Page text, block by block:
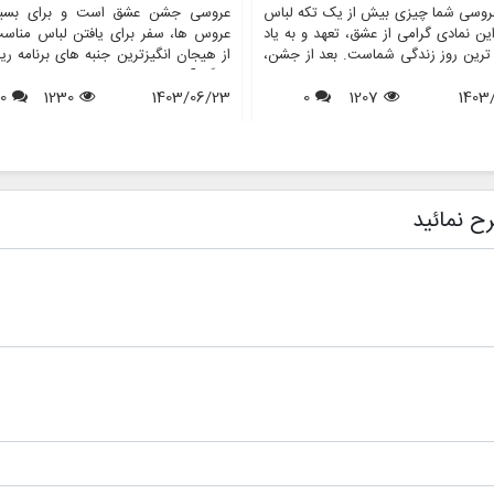
شما چیزی بیش از یک تکه لباس
نمادی گرامی از عشق، تعهد و به یاد
ترین روز زندگی شماست. بعد از جشن،
که با لباس عروسم چه کنم؟ در حالی
به زیبایی روزی که آن را پوشیده اید،
ماند. همچنین نشان خواهیم داد که
1207
0
عروسی جشن عشق است و برای
عروس ها، سفر برای یافتن لباس
از هیجان انگیزترین جنبه های برنامه
بزرگ آنهاست. در طول سال ها،
افراد مشهور نقش مهمی در شکل دهی به
های عروسی افراد مشهور بر مد
1403/06/23
1230
0
نمائید